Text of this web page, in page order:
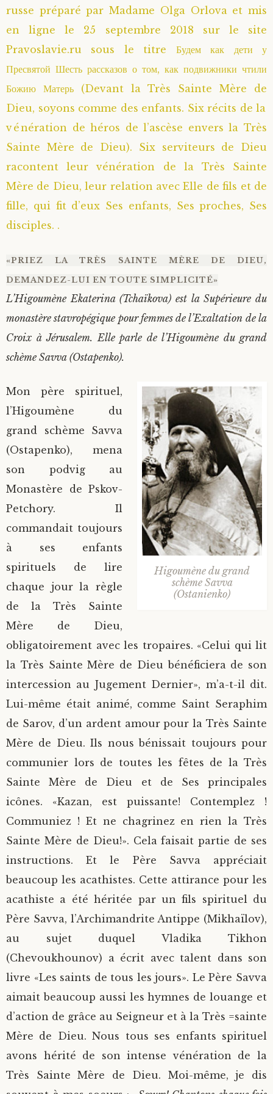
Saint Sophrony l’Athonite
Sainte Xenia
Sainte Matrone de Moscou
Staritsa Marie Makovkine
Natalia de Vyritsa
Staritsa Anastasia
Archimandrite Lazare (Abachidzé)
Geronda Arsenios le Spiléote
Gerondissa Makrina (Vassopoulou)
Archimandrite Nathanaël (Pospelov)
russe préparé par Madame Olga Orlova et mis
en ligne le 25 septembre 2018 sur le site
Pravoslavie.ru sous le titre Будем как дети у
Пресвятой Шесть рассказов о том, как подвижники чтили
Божию Матерь (Devant la Très Sainte Mère de
Dieu, soyons comme des enfants. Six récits de la
vénération de héros de l’ascèse envers la Très
Sainte Mère de Dieu). Six serviteurs de Dieu
racontent leur vénération de la Très Sainte
Mère de Dieu, leur relation avec Elle de fils et de
fille, qui fit d’eux Ses enfants, Ses proches, Ses
disciples. .
«PRIEZ LA TRÈS SAINTE MÈRE DE DIEU,
DEMANDEZ-LUI EN TOUTE SIMPLICITÉ»
L’Higoumène Ekaterina (Tchaïkova) est la Supérieure du
monastère stavropégique pour femmes de l’Exaltation de la
Croix à Jérusalem. Elle parle de l’Higoumène du grand
schème Savva (Ostapenko).
Higoumène du grand
schème Savva
(Ostanienko)
Mon père spirituel,
l’Higoumène du
grand schème Savva
(Ostapenko), mena
son podvig au
Monastère de Pskov-
Petchory. Il
commandait toujours
à ses enfants
spirituels de lire
chaque jour la règle
de la Très Sainte
Mère de Dieu,
obligatoirement avec les tropaires. «Celui qui lit
la Très Sainte Mère de Dieu bénéficiera de son
intercession au Jugement Dernier», m’a-t-il dit.
Lui-même était animé, comme Saint Seraphim
de Sarov, d’un ardent amour pour la Très Sainte
Mère de Dieu. Ils nous bénissait toujours pour
communier lors de toutes les fêtes de la Très
Sainte Mère de Dieu et de Ses principales
icônes. «Kazan, est puissante! Contemplez !
Communiez ! Et ne chagrinez en rien la Très
Sainte Mère de Dieu!». Cela faisait partie de ses
instructions. Et le Père Savva appréciait
beaucoup les acathistes. Cette attirance pour les
acathiste a été héritée par un fils spirituel du
Père Savva, l’Archimandrite Antippe (Mikhaïlov),
au sujet duquel Vladika Tikhon
(Chevoukhounov) a écrit avec talent dans son
livre «Les saints de tous les jours». Le Père Savva
aimait beaucoup aussi les hymnes de louange et
d’action de grâce au Seigneur et à la Très =sainte
Mère de Dieu. Nous tous ses enfants spirituel
avons hérité de son intense vénération de la
Très Sainte Mère de Dieu. Moi-même, je dis